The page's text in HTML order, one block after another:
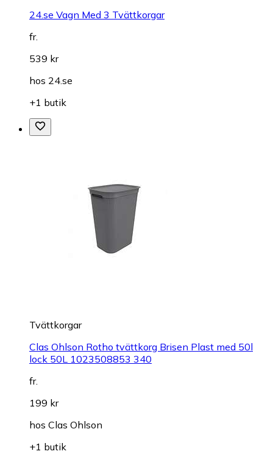
24.se Vagn Med 3 Tvättkorgar
fr.
539 kr
hos 24.se
+1 butik
Tvättkorgar
Clas Ohlson Rotho tvättkorg Brisen Plast med 50l
lock 50L 1023508853 340
fr.
199 kr
hos Clas Ohlson
+1 butik